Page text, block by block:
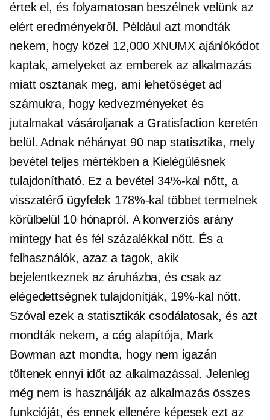
értek el, és folyamatosan beszélnek velünk az
elért eredményekről. Például azt mondták
nekem, hogy közel 12,000 XNUMX ajánlókódot
kaptak, amelyeket az emberek az alkalmazás
miatt osztanak meg, ami lehetőséget ad
számukra, hogy kedvezményeket és
jutalmakat vásároljanak a Gratisfaction keretén
belül. Adnak néhányat 90 nap statisztika, mely
bevétel teljes mértékben a Kielégülésnek
tulajdonítható. Ez a bevétel 34%-kal nőtt, a
visszatérő ügyfelek 178%-kal többet termelnek
körülbelül 10 hónapról. A konverziós arány
mintegy hat és fél százalékkal nőtt. És a
felhasználók, azaz a tagok, akik
bejelentkeznek az áruházba, és csak az
elégedettségnek tulajdonítják, 19%-kal nőtt.
Szóval ezek a statisztikák csodálatosak, és azt
mondták nekem, a cég alapítója, Mark
Bowman azt mondta, hogy nem igazán
töltenek ennyi időt az alkalmazással. Jelenleg
még nem is használják az alkalmazás összes
funkcióját, és ennek ellenére képesek ezt az